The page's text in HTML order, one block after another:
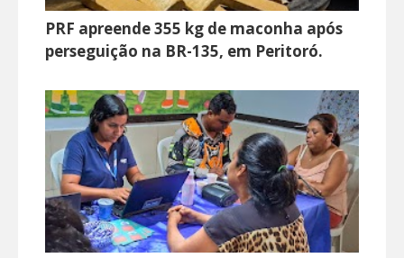
PRF apreende 355 kg de maconha após
perseguição na BR-135, em Peritoró.